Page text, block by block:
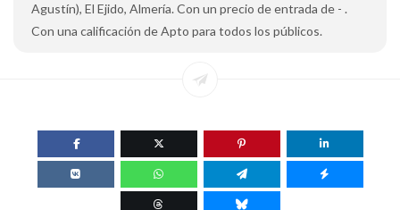
Agustín), El Ejido, Almería. Con un precio de entrada de - .
Con una calificación de Apto para todos los públicos.